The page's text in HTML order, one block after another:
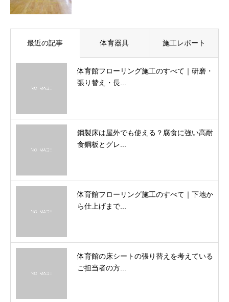
最近の記事 体育器具 施工レポート
体育館フローリング施工のすべて｜研磨・
張り替え・長...
鋼製床は屋外でも使える？腐食に強い高耐
食鋼板とグレ...
体育館フローリング施工のすべて｜下地か
ら仕上げまで...
体育館の床シートの張り替えを考えている
ご担当者の方...